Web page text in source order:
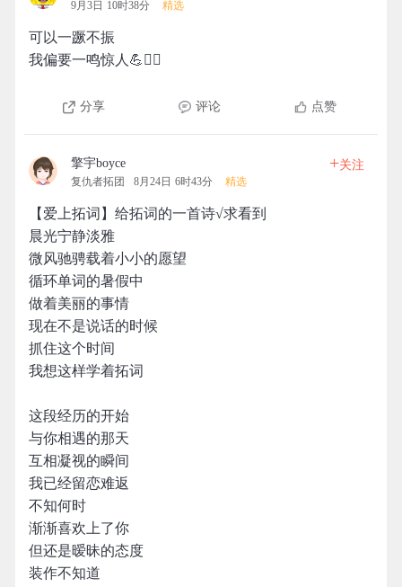
9月3日 10时38分 精选
可以一蹶不振
我偏要一鸣惊人💪🏃‍♀️
分享 评论 点赞
擎宇boyce
复仇者拓团 8月24日 6时43分 精选
+关注
【爱上拓词】给拓词的一首诗√求看到
晨光宁静淡雅
微风驰骋载着小小的愿望
循环单词的暑假中
做着美丽的事情
现在不是说话的时候
抓住这个时间
我想这样学着拓词
这段经历的开始
与你相遇的那天
互相凝视的瞬间
我已经留恋难返
不知何时
渐渐喜欢上了你
但还是暧昧的态度
装作不知道